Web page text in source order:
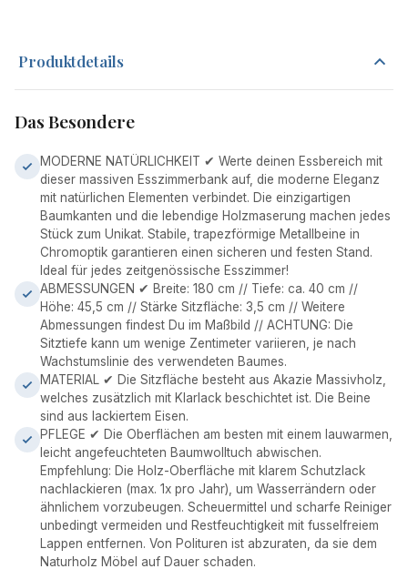
Produktdetails
Das Besondere
MODERNE NATÜRLICHKEIT ✔ Werte deinen Essbereich mit
dieser massiven Esszimmerbank auf, die moderne Eleganz
mit natürlichen Elementen verbindet. Die einzigartigen
Baumkanten und die lebendige Holzmaserung machen jedes
Stück zum Unikat. Stabile, trapezförmige Metallbeine in
Chromoptik garantieren einen sicheren und festen Stand.
Ideal für jedes zeitgenössische Esszimmer!
ABMESSUNGEN ✔ Breite: 180 cm // Tiefe: ca. 40 cm //
Höhe: 45,5 cm // Stärke Sitzfläche: 3,5 cm // Weitere
Abmessungen findest Du im Maßbild // ACHTUNG: Die
Sitztiefe kann um wenige Zentimeter variieren, je nach
Wachstumslinie des verwendeten Baumes.
MATERIAL ✔ Die Sitzfläche besteht aus Akazie Massivholz,
welches zusätzlich mit Klarlack beschichtet ist. Die Beine
sind aus lackiertem Eisen.
PFLEGE ✔ Die Oberflächen am besten mit einem lauwarmen,
leicht angefeuchteten Baumwolltuch abwischen.
Empfehlung: Die Holz-Oberfläche mit klarem Schutzlack
nachlackieren (max. 1x pro Jahr), um Wasserrändern oder
ähnlichem vorzubeugen. Scheuermittel und scharfe Reiniger
unbedingt vermeiden und Restfeuchtigkeit mit fusselfreiem
Lappen entfernen. Von Polituren ist abzuraten, da sie dem
Naturholz Möbel auf Dauer schaden.